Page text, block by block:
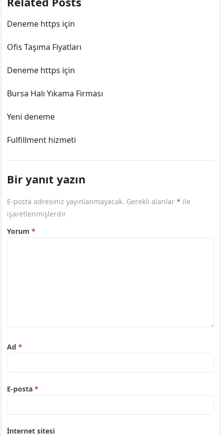
Deneme https için
Ofis Taşıma Fiyatları
Deneme https için
Bursa Halı Yıkama Firması
Yeni deneme
Fulfillment hizmeti
Bir yanıt yazın
E-posta adresiniz yayınlanmayacak. Gerekli alanlar* ile
işaretlenmişlerdir
Yorum*
Ad*
E-posta*
İnternet sitesi